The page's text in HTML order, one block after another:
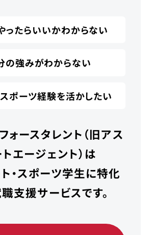
ったらいいかわからない
の強みがわからない
ポーツ経験を活かしたい
ォースタレント（旧アス
エージェント）は
・スポーツ学生に特化
支援サービスです。